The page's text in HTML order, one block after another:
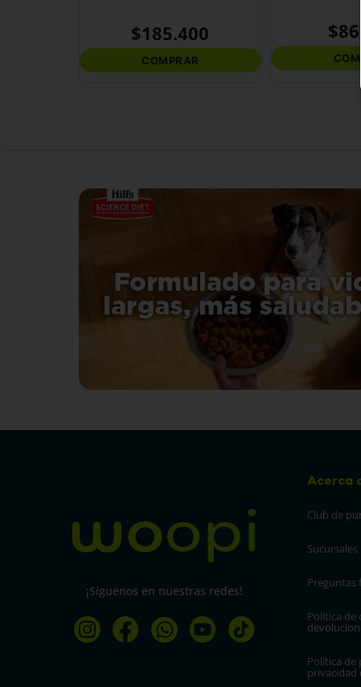
$185.400
COMPRAR
$86
¡Síguenos en nuestras redes!
Acerca
Club de
Sucursales
Preguntas
Política de
Política de
privacidad